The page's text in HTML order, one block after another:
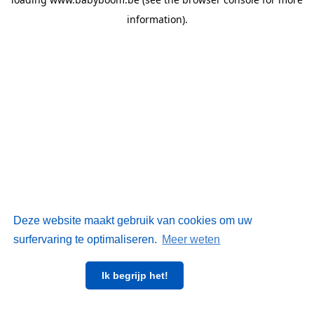
Deze website maakt gebruik van cookies om uw
surfervaring te optimaliseren. Meer weten
Ik begrijp het!
information).